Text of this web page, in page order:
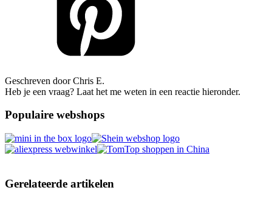
Geschreven door Chris E.
Heb je een vraag? Laat het me weten in een reactie hieronder.
Populaire webshops
Gerelateerde artikelen